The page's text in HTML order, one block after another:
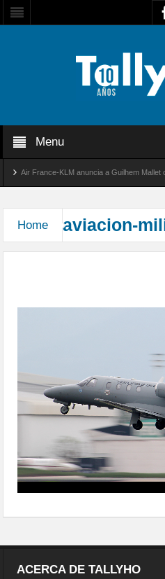
Menu
Air France-KLM anuncia a Guilhem Mallet
Home aviacion-
ACERCA DE TALLYHO